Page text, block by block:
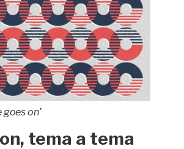
goes on’
tema a tema